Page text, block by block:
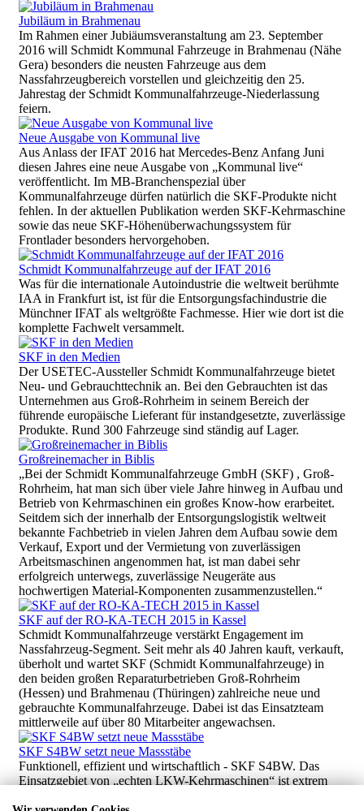
Jubiläum in Brahmenau
Im Rahmen einer Jubiäumsveranstaltung am 23. September
2016 will Schmidt Kommunal Fahrzeuge in Brahmenau (Nähe
Gera) besonders die neusten Fahrzeuge aus dem
Nassfahrzeugbereich vorstellen und gleichzeitig den 25.
Jahrestag der Schmidt Kommunalfahrzeuge-Niederlassung
feiern.
Neue Ausgabe von Kommunal live
Aus Anlass der IFAT 2016 hat Mercedes-Benz Anfang Juni
diesen Jahres eine neue Ausgabe von „Kommunal live“
veröffentlicht. Im MB-Branchenspezial über
Kommunalfahrzeuge dürfen natürlich die SKF-Produkte nicht
fehlen. In der aktuellen Publikation werden SKF-Kehrmaschine
sowie das neue SKF-Höhenüberwachungssystem für
Frontlader besonders hervorgehoben.
Schmidt Kommunalfahrzeuge auf der IFAT 2016
Was für die internationale Autoindustrie die weltweit berühmte
IAA in Frankfurt ist, ist für die Entsorgungsfachindustrie die
Münchner IFAT als weltgrößte Fachmesse. Hier wie dort ist die
komplette Fachwelt versammelt.
SKF in den Medien
Der USETEC-Aussteller Schmidt Kommunalfahrzeuge bietet
Neu- und Gebrauchttechnik an. Bei den Gebrauchten ist das
Unternehmen aus Groß-Rohrheim in seinem Bereich der
führende europäische Lieferant für instandgesetzte, zuverlässige
Produkte. Rund 300 Fahrzeuge sind ständig auf Lager.
Großreinemacher in Biblis
„Bei der Schmidt Kommunalfahrzeuge GmbH (SKF) , Groß-
Rohrheim, hat man sich über viele Jahre hinweg in Aufbau und
Betrieb von Kehrmaschinen ein großes Know-how erarbeitet.
Seitdem sich der innerhalb der Entsorgungslogistik weltweit
bekannte Fachbetrieb in vielen Jahren dem Aufbau sowie dem
Verkauf, Export und der Vermietung von zuverlässigen
Arbeitsmaschinen angenommen hat, ist man dabei sehr
erfolgreich unterwegs, zuverlässige Neugeräte aus
hochwertigen Material-Komponenten zusammenzustellen.“
SKF auf der RO-KA-TECH 2015 in Kassel
Schmidt Kommunalfahrzeuge verstärkt Engagement im
Nassfahrzeug-Segment. Seit mehr als 40 Jahren kauft, verkauft,
überholt und wartet SKF (Schmidt Kommunalfahrzeuge) in
den beiden großen Reparaturbetrieben Groß-Rohrheim
(Hessen) und Brahmenau (Thüringen) zahlreiche neue und
gebrauchte Kommunalfahrzeuge. Dabei ist das Einsatzteam
mittlerweile auf über 80 Mitarbeiter angewachsen.
SKF S4BW setzt neue Massstäbe
Funktionell, effizient und wirtschaftlich - SKF S4BW. Das
Einsatzgebiet von „echten LKW-Kehrmaschinen“ ist extrem